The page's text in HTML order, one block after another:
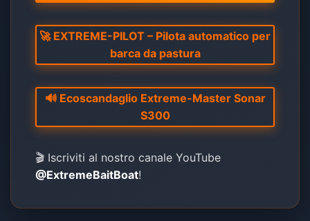
🚀 EXTREME-PILOT – Pilota automatico per
barca da pastura
🔊 Ecoscandaglio Extreme-Master Sonar
S300
🎬 Iscriviti al nostro canale YouTube
@ExtremeBaitBoat!